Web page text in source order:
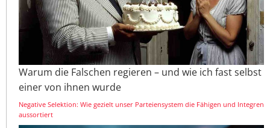
Warum die Falschen regieren – und wie ich fast selbst
einer von ihnen wurde
Negative Selektion: Wie gezielt unser Parteiensystem die Fähigen und Integren
aussortiert